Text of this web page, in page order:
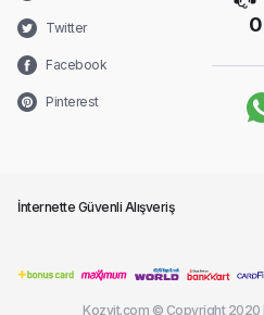
Twitter
Facebook
Pinterest
İnternette Güvenli Alışveriş
Kozvit.com © Copyright 2020